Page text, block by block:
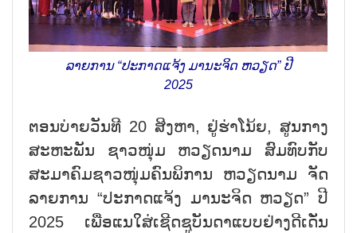
ລາຍການ “ປະກາດແຈ້ງ ມານະຈິດ ຫວຽດ” ປີ
2025
ຕອນບ່າຍວັນທີ 20 ສິງຫາ, ຢູ່ຮ່າໂນ້ຍ, ສູນກາງ
ສະຫະພັນ ຊາວໜຸ່ມ ຫວຽດນາມ ສົມທົບກັບ
ສະມາຄົມຊາວໜຸ່ມຄົນພິການ ຫວຽດນາມ ຈັດ
ລາຍການ “ປະກາດແຈ້ງ ມານະຈິດ ຫວຽດ” ປີ
2025 ເພື່ອແນໃສ່ເຊີດຊູບັນດາແບບຢ່າງດີເດັ່ນ